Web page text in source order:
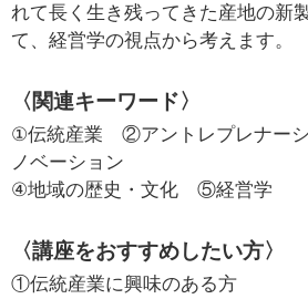
れて長く生き残ってきた産地の新
て、経営学の視点から考えます。
〈関連キーワード〉
①伝統産業　②アントレプレナー
ノベーション
④地域の歴史・文化　⑤経営学
〈講座をおすすめしたい方〉
①伝統産業に興味のある方